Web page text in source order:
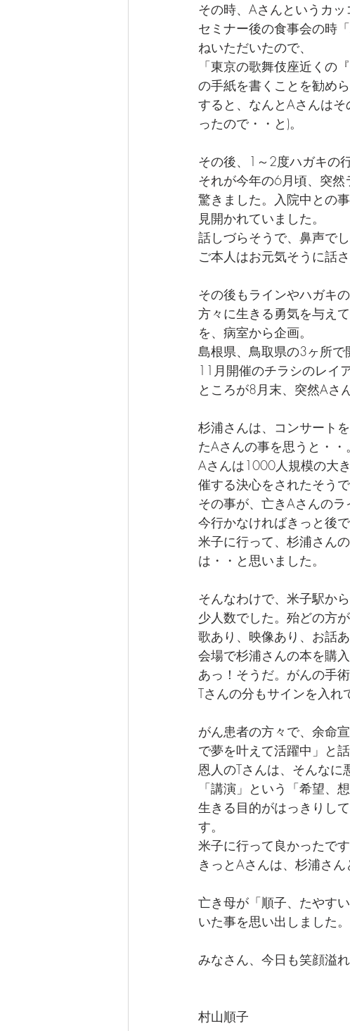
その時、Aさんというカッ
セミナー後の食事会の時
ねいただいたので、
「東京の歌舞伎座近くの
の手紙を書くことを勧め
すると、なんとAさんは
ったので・・と)。
その後、1～2度ハガキの
それが今年の6月頃、突然
驚きました。入院中との
見開かれていました。
話しづらそうで、鼻声でし
ご本人はお元気そうに話
その後もラインやハガキ
方々に生きる勇気を与え
を、病室から企画。
島根県、鳥取県の3ヶ所で
11月開催のチラシのレイ
ところが8月末、突然Aさ
杉浦さんは、コンサート
たAさんの事を思うと・・。
Aさんは1000人規模の大
催する決心をされたそうで
その事が、亡きAさんのラ
今行かなければきっと後
米子に行って、杉浦さん
は・・と思いました。
そんなわけで、米子駅か
少人数でした。殆どの方
歌あり、映像あり、お話
会場で杉浦さんの本を購入
あっ！そうだ。がんの手
Tさんの分もサインを入れ
がん患者の方々で、余命
で夢を叶えて活躍中」と
恩人のTさんは、そんな
「講演」という「希望、
生きる目的がはっきりし
す。
米子に行って良かったです
きっとAさんは、杉浦さ
亡き母が「順子、たやす
いた事を思い出しました。
みなさん、今日も笑顔溢
村山順子